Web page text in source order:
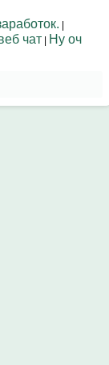
|
чат | Ну оч